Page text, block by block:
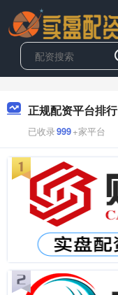
正规配资平台排行
已收录999+家平台